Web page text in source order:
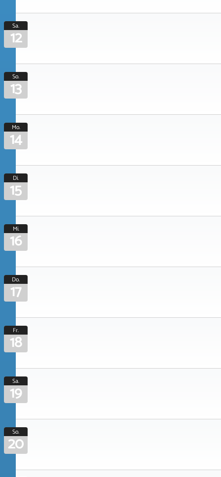
Sa.
12
So.
13
Mo.
14
Di.
15
Mi.
16
Do.
17
Fr.
18
Sa.
19
So.
20